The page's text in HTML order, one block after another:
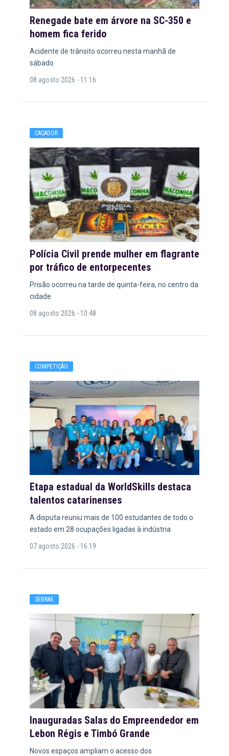
Renegade bate em árvore na SC-350 e
homem fica ferido
Acidente de trânsito ocorreu nesta manhã de
sábado
08 agosto 2026 - 11:16
CAÇADOR
Polícia Civil prende mulher em flagrante
por tráfico de entorpecentes
Prisão ocorreu na tarde de quinta-feira, no centro da
cidade
08 agosto 2026 - 10:48
COMPETIÇÃO
Etapa estadual da WorldSkills destaca
talentos catarinenses
A disputa reuniu mais de 100 estudantes de todo o
estado em 28 ocupações ligadas à indústria
07 agosto 2026 - 16:19
SEBRAE
Inauguradas Salas do Empreendedor em
Lebon Régis e Timbó Grande
Novos espaços ampliam o acesso dos